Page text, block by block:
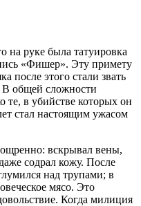
на руке была татуировка
«Фишер». Эту примету
после этого стали звать
общей сложности
те, в убийстве которых он
стал настоящим ужасом
вскрывал вены,
содрал кожу. После
над трупами; в
мясо. Это
Когда милиция